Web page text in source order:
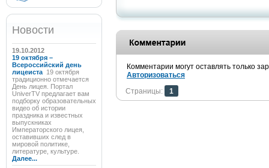
Новости
19.10.2012
19 октября –
Всероссийский день
лицеиста 19 октября
традиционно отмечается
День лицея. Портал
UniverTV предлагает вам
подборку образовательных
видео об истории
праздника и известных
выпускниках
Императорского лицея,
оставивших след в
мировой политике,
литературе, культуре.
Далее...
Комментарии могут оставлять только
Авторизоваться
Страницы:
1